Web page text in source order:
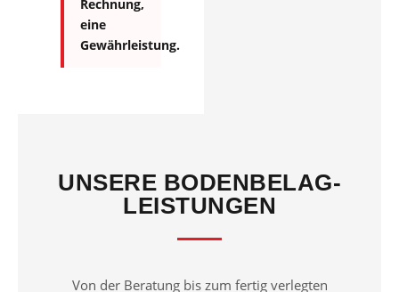
Rechnung,
eine
Gewährleistung.
UNSERE BODENBELAG-
LEISTUNGEN
Von der Beratung bis zum fertig verlegten